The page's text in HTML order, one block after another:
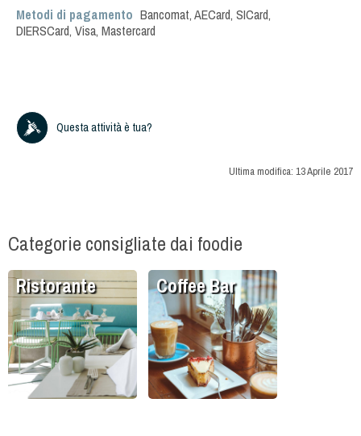
Metodi di pagamento Bancomat, AECard, SICard,
DIERSCard, Visa, Mastercard
Questa attività è tua?
Ultima modifica: 13 Aprile 2017
Categorie consigliate dai foodie
Ristorante Coffee Bar